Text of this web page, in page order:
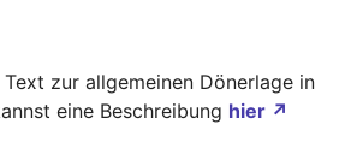
zur allgemeinen Dönerlage in
eine Beschreibung hier ↗